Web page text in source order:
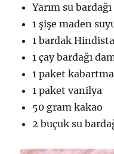
Yarım su bardağı
1 şişe maden
1 bardak
1 çay bardağı
1 paket
1 paket vanilya
50 gram kakao
2 buçuk su